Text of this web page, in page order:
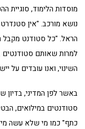
מוסדות הלימוד, סוגיית
נושא מורכב. "אין
הראל. "כל סטודנט מקבל
למרות שאותם סטודנטים
השינוי, ואנו עובדים על
באשר לפן המדיני, בדיון
סטודנטים במילואים,
כתף" כמו מי שלא עשה